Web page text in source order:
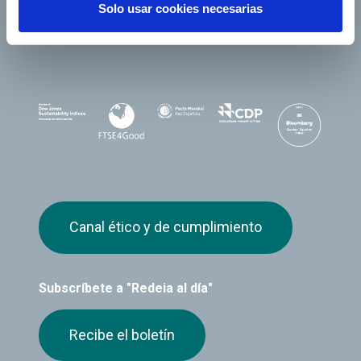
Solo usar cookies necesarias
Subscríbete a "Redeia al día"
Recibe el boletín
Canal ético y de cumplimiento